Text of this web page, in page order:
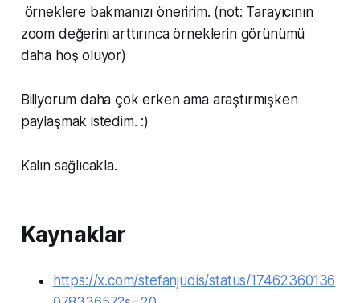
örneklere bakmanızı öneririm. (not: Tarayıcının
zoom değerini arttırınca örneklerin görünümü
daha hoş oluyor)
Biliyorum daha çok erken ama araştırmışken
paylaşmak istedim. :)
Kalın sağlıcakla.
Kaynaklar
https://x.com/stefanjudis/status/17462360136